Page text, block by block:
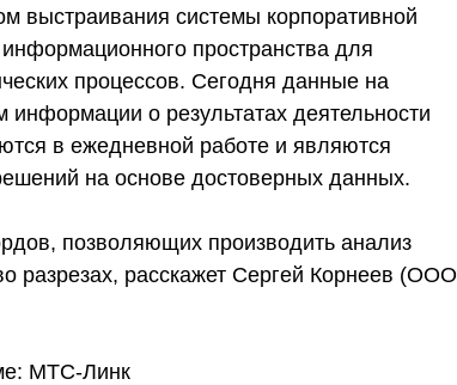
выстраивания системы корпоративной
пространства для
процессов. Сегодня данные на
о результатах деятельности
в ежедневной работе и являются
на основе достоверных данных.
позволяющих производить анализ
разрезах, расскажет Сергей Корнеев (ООО
МТС-Линк